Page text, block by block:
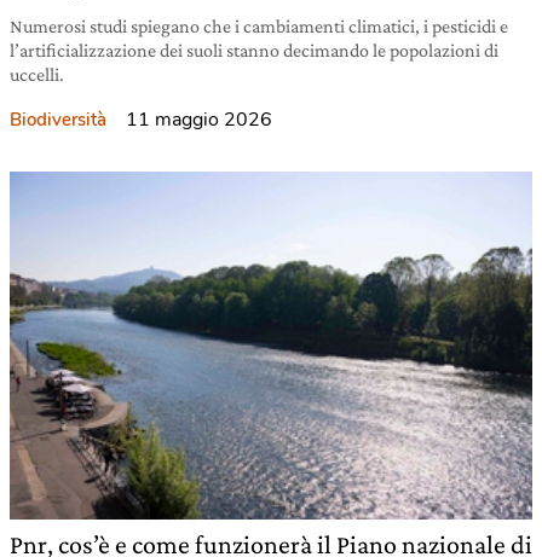
Numerosi studi spiegano che i cambiamenti climatici, i pesticidi e
l’artificializzazione dei suoli stanno decimando le popolazioni di
uccelli.
Biodiversità 11 maggio 2026
Pnr, cos’è e come funzionerà il Piano nazionale di